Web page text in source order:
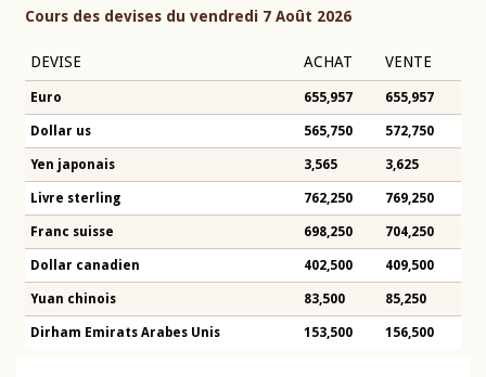
Cours des devises du vendredi 7 Août 2026
DEVISE ACHAT VENTE
Euro 655,957 655,957
Dollar us 565,750 572,750
Yen japonais 3,565 3,625
Livre sterling 762,250 769,250
Franc suisse 698,250 704,250
Dollar canadien 402,500 409,500
Yuan chinois 83,500 85,250
Dirham Emirats Arabes Unis 153,500 156,500